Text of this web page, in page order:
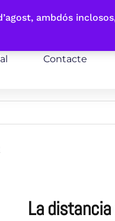
ambdós
Contacte
la